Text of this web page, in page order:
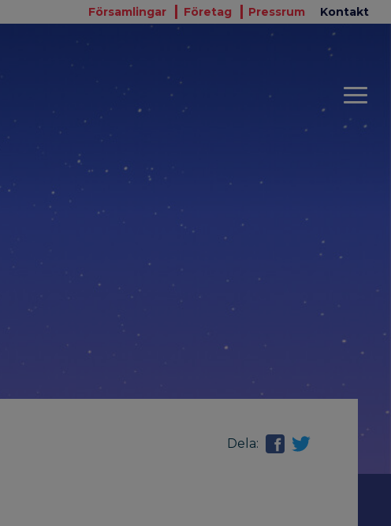
Församlingar Företag Pressrum Kontakt
Dela: